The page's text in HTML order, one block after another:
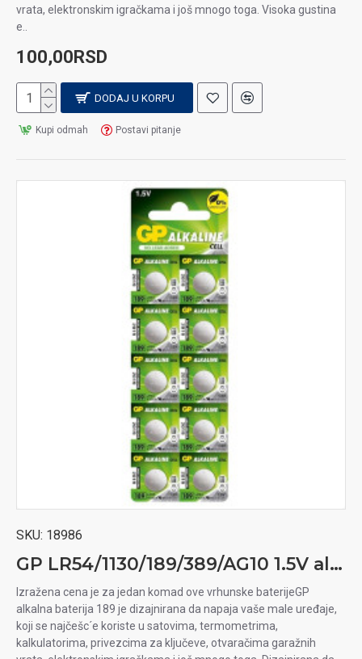
vrata, elektronskim igračkama i još mnogo toga. Visoka gustina
e..
100,00RSD
DODAJ U KORPU
Kupi odmah Postavi pitanje
SKU: 18986
GP LR54/1130/189/389/AG10 1.5V alkalna baterija
Izražena cena je za jedan komad ove vrhunske baterijeGP
alkalna baterija 189 je dizajnirana da napaja vaše male uređaje,
koji se najčešc´e koriste u satovima, termometrima,
kalkulatorima, privezcima za ključeve, otvaračima garažnih